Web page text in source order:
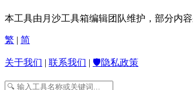
本工具由月沙工具箱编辑团队维护，部分内
繁 | 简
关于我们 | 联系我们 | 🛡️隐私政策